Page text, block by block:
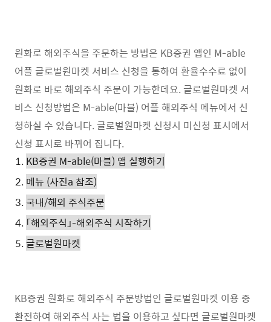
원화로 해외주식을 주문하는 방법은 KB증권 앱인 M-able
어플 글로벌원마켓 서비스 신청을 통하여 환율수수료 없이
원화로 바로 해외주식 주문이 가능한데요. 글로벌원마켓 서
비스 신청방법은 M-able(마블) 어플 해외주식 메뉴에서 신
청하실 수 있습니다. 글로벌원마켓 신청시 미신청 표시에서
신청 표시로 바뀌어 집니다.
KB증권 M-able(마블) 앱 실행하기
메뉴 (사진a 참조)
국내/해외 주식주문
「해외주식」-해외주식 시작하기
글로벌원마켓
KB증권 원화로 해외주식 주문방법인 글로벌원마켓 이용 중
환전하여 해외주식 사는 법을 이용하고 싶다면 글로벌원마켓